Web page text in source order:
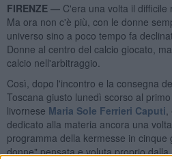
FIRENZE — C'era una volta il difficile
Ma ora non c'è più, con le donne
universo sino a poco tempo fa
Donne al centro del calcio giocato,
calcio nell'arbitraggio.
Così, dopo l'incontro e la consegna
Toscana giusto lunedì scorso al
livornese Maria Sole Ferrieri Caputi
dedicato alla materia ancora una
programma della kermesse in cinque
donne" pensata e voluta proprio dalla